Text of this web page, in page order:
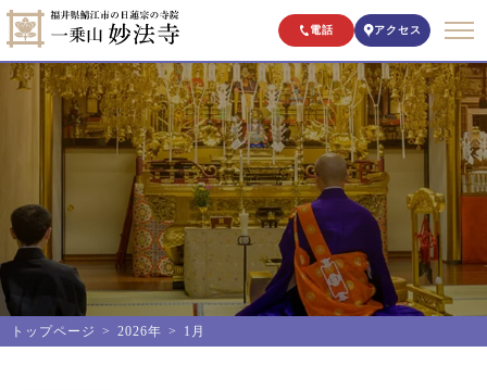
電話 アクセス
トップページ 2026年 1月